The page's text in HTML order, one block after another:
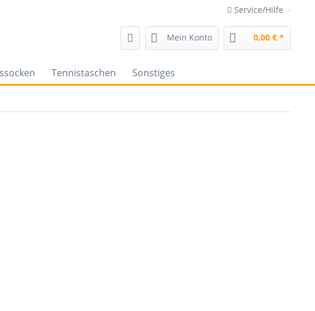
Service/Hilfe
Mein Konto 0,00 € *
Tennistaschen Sonstiges